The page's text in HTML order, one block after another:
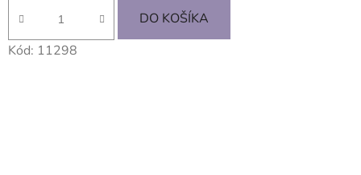
DO KOŠÍKA
Kód: 11298